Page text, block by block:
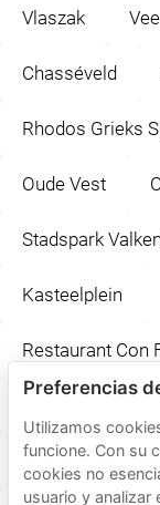
Vlaszak
Chasséveld
Rhodos Grieks
Oude Vest
Stadspark
Kasteelplein
Restaurant Con
Grote Kerk
Preferencias
Utilizamos
funcione. Con su
cookies no
usuario y analizar